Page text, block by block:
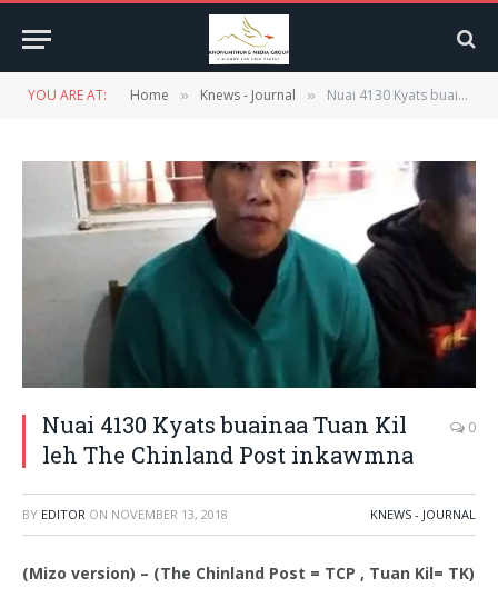
YOU ARE AT: Home » Knews - Journal » Nuai 4130 Kyats buainaa Tuan Kil leh The Chinland Post inkawmna
Nuai 4130 Kyats buainaa Tuan Kil
leh The Chinland Post inkawmna
0
BY EDITOR ON NOVEMBER 13, 2018 KNEWS - JOURNAL
(Mizo version) – (The Chinland Post = TCP , Tuan Kil= TK)